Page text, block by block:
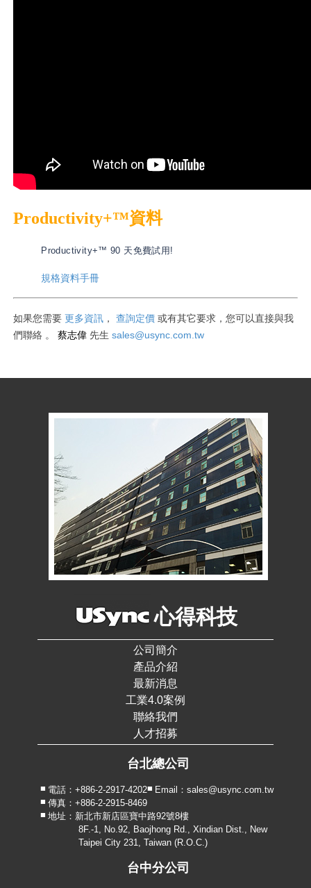
Productivity+™資料
Productivity+™ 90 天免費試用!
規格資料手冊
如果您需要 更多資訊 ， 查詢定價 或有其它要求 ，您可以直接與我
們聯絡 。 蔡志偉 先生 sales@usync.com.tw
心得科技
公司簡介
產品介紹
最新消息
工業4.0案例
聯絡我們
人才招募
台北總公司
電話：+886-2-2917-4202
Email：sales@usync.com.tw
傳真：+886-2-2915-8469
地址：新北市新店區寶中路92號8樓
8F.-1, No.92, Baojhong Rd., Xindian Dist., New
Taipei City 231, Taiwan (R.O.C.)
台中分公司